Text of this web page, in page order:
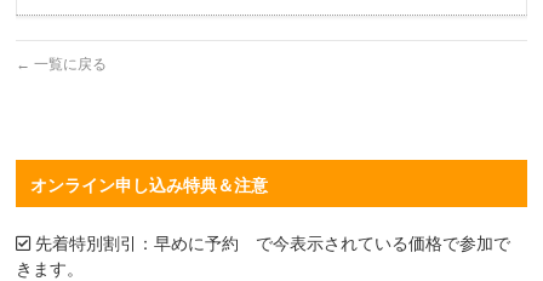
← 一覧に戻る
オンライン申し込み特典＆注意
先着特別割引：早めに予約 で今表示されている価格で参加で
きます。